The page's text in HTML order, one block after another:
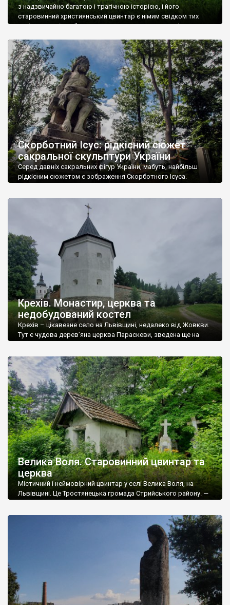
з надзвичайно багатою і трагічною історією, і його
старовинний християнський цвинтар є німим свідком тих
часів, коли місто було важливим торговим та ремісничим
села. Він є багатоконфесійним, що було характерно для
галицьких містечок: тут збереглися поховання як українців
(греко-католиків), так і […]
Скорботний Ісус: рідкісний сюжет
сакральної скульптури України
Серед давніх сакральних фігур України, мабуть, найбільш
рідкісним сюжетом є зображення Скорботного Ісуса.
(включаючи цвинтарні пам’ятники) маємо чи не тисячу,
зображень апостолів Петра і Павла — мабуть, не менше, а
фігур інших святих — сотні, то «Скорботних Ісусів» […]
Крехів. Монастир, церква та
недобудований костел
Крехів – цікавезне село на Львівщині, недалеко від Жовкви.
Тут є чудова дерев’яна церква Параскеви, зведена ще на
монастир, який нині перебуває в чудовому стані і є доволі
відвідуваним об’єктом. Від Львова до Крехова всього 35
кілометрів. Село заснували у 1434 році. Його […]
Велика Воля. Старовинний цвинтар та
церква
Містичний і неймовірний цвинтар у селі Велика Воля, на
Львівщині. Це Тростянецька громада Стрийського району. —
отримали знання і уміння від Демнянської школи обробки
каменю. Подібність до хрестів із Демні велика, а відстань від